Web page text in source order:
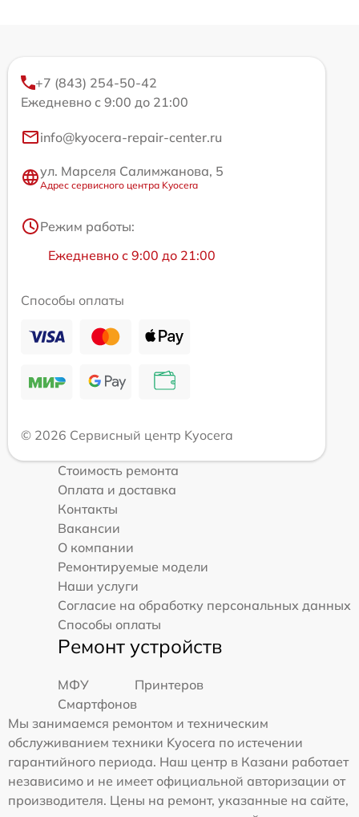
+7 (843) 254-50-42
Ежедневно с 9:00 до 21:00
info@kyocera-repair-center.ru
ул. Марселя Салимжанова, 5
Адрес сервисного центра Kyocera
Режим работы:
Ежедневно с 9:00 до 21:00
Способы оплаты
© 2026 Сервисный центр Kyocera
Стоимость ремонта
Оплата и доставка
Контакты
Вакансии
О компании
Ремонтируемые модели
Наши услуги
Согласие на обработку персональных данных
Способы оплаты
Ремонт устройств
МФУ
Принтеров
Смартфонов
Мы занимаемся ремонтом и техническим
обслуживанием техники Kyocera по истечении
гарантийного периода. Наш центр в Казани работает
независимо и не имеет официальной авторизации от
производителя. Цены на ремонт, указанные на сайте,